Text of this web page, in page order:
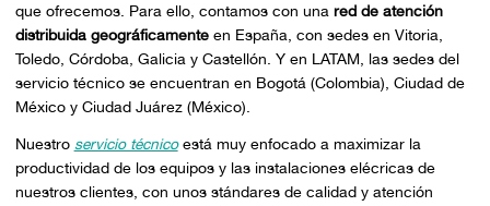
que ofrecemos. Para ello, contamos con una red de atención
distribuida geográficamenteen España, con sedes en Vitoria,
Toledo, Córdoba, Galicia y Castellón. Y en LATAM, las sedes del
servicio técnico se encuentran en Bogotá (Colombia), Ciudad de
México y Ciudad Juárez (México).
Nuestro servicio técnicoestá muy enfocado a maximizar la
productividad de los equipos y las instalaciones elécricas de
nuestros clientes, con unos stándares de calidad y atención